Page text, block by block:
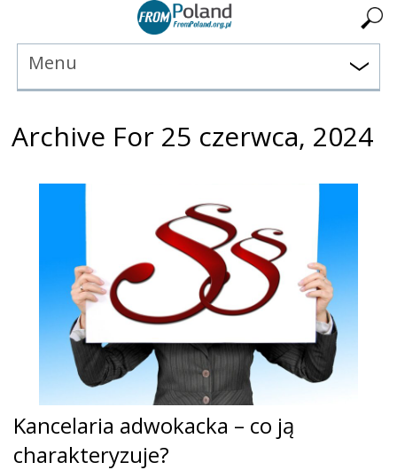
Menu
Archive For 25 czerwca, 2024
Kancelaria adwokacka – co ją
charakteryzuje?